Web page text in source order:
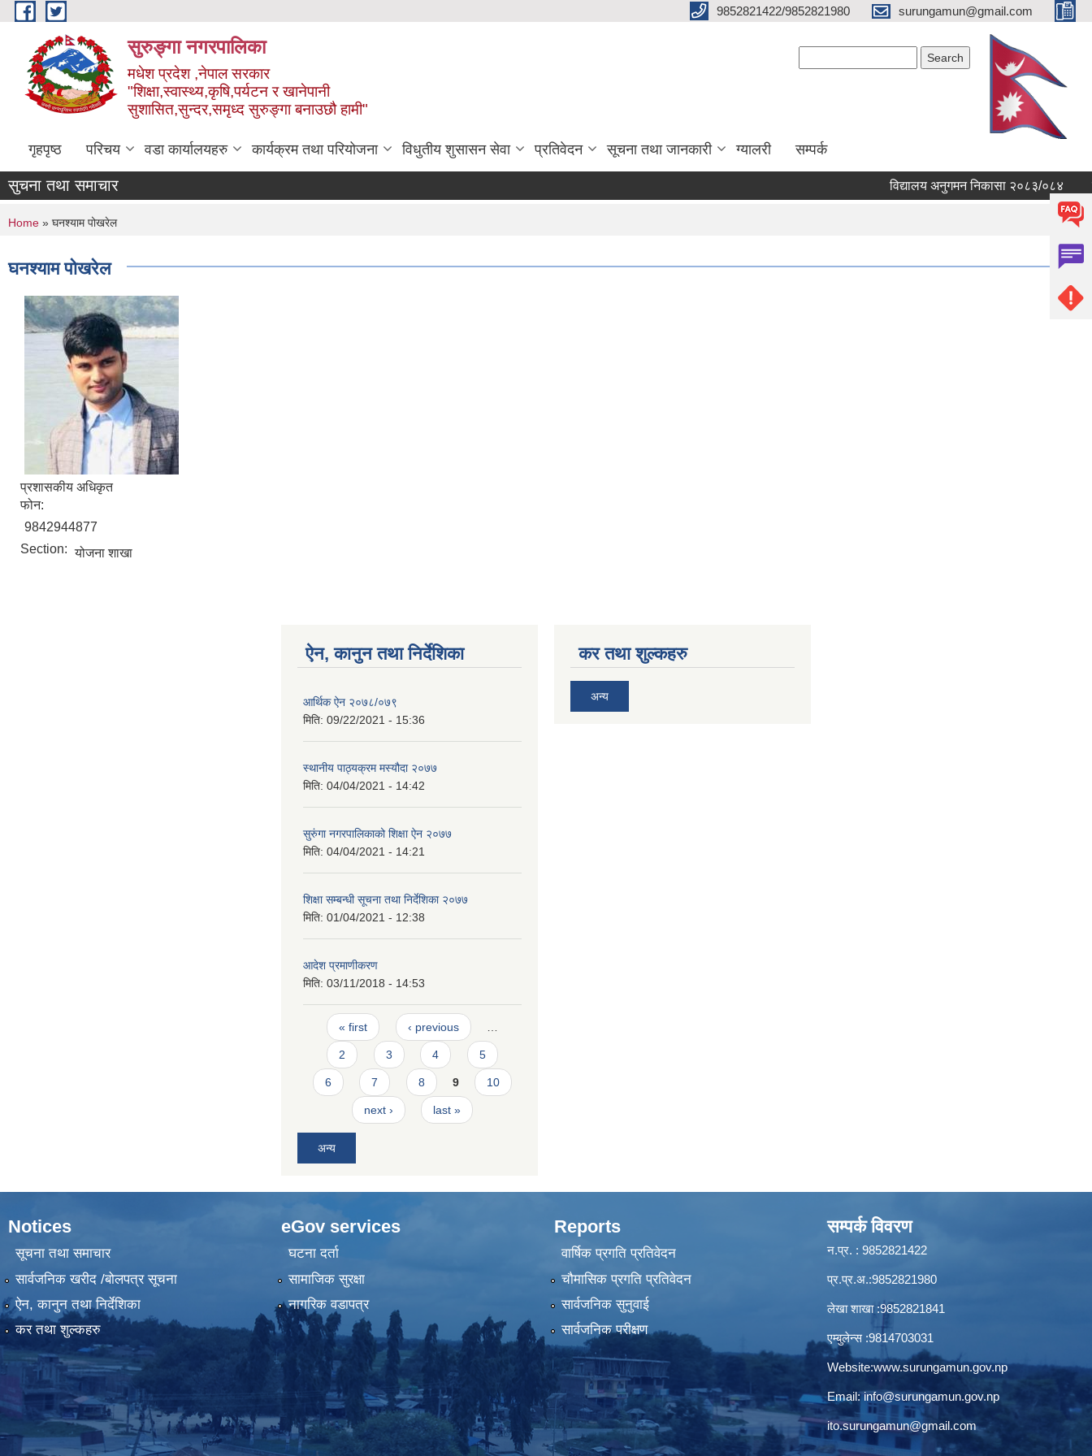
Skip to main content 9852821422/9852821980 surungamun@gmail.com
सुरुङ्‍गा नगरपालिका
मधेश प्रदेश ,नेपाल सरकार
"शिक्षा,स्वास्थ्य,कृषि,पर्यटन र खानेपानी
सुशासित,सुन्दर,समृध्द सुरुङ्गा बनाउछौ हामी"
गृहपृष्ठ परिचय वडा कार्यालयहरु कार्यक्रम तथा परियोजना विधुतीय शुसासन सेवा प्रतिवेदन सूचना तथा जानकारी ग्यालरी सम्पर्क
सुचना तथा समाचार विद्यालय अनुगमन निकासा २०८३/०८४
You are here
Home » घनश्याम पोखरेल
घनश्याम पोखरेल
प्रशासकीय अधिकृत
फोन:
9842944877
Section: योजना शाखा
ऐन, कानुन तथा निर्देशिका
आर्थिक ऐन २०७८/०७९
मिति: 09/22/2021 - 15:36
स्थानीय पाठ्यक्रम मस्यौदा २०७७
मिति: 04/04/2021 - 14:42
सुरुंगा नगरपालिकाको शिक्षा ऐन २०७७
मिति: 04/04/2021 - 14:21
शिक्षा सम्बन्धी सूचना तथा निर्देशिका २०७७
मिति: 01/04/2021 - 12:38
आदेश प्रमाणीकरण
मिति: 03/11/2018 - 14:53
Pages
« first ‹ previous …
2 3 4 5
6 7 8 9 10
next › last »
अन्य
कर तथा शुल्कहरु
अन्य
Notices
सूचना तथा समाचार
सार्वजनिक खरीद /बोलपत्र सूचना
ऐन, कानुन तथा निर्देशिका
कर तथा शुल्कहरु
eGov services
घटना दर्ता
सामाजिक सुरक्षा
नागरिक वडापत्र
Reports
वार्षिक प्रगति प्रतिवेदन
चौमासिक प्रगति प्रतिवेदन
सार्वजनिक सुनुवाई
सार्वजनिक परीक्षण
सम्पर्क विवरण
न.प्र. : 9852821422
प्र.प्र.अ.:9852821980
लेखा शाखा :9852821841
एम्बुलेन्स :9814703031
Website:www.surungamun.gov.np
Email:info@surungamun.gov.np
ito.surungamun@gmail.com